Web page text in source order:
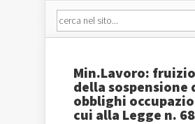
Min.Lavoro:
della sospensione
obblighi
cui alla Legge n.